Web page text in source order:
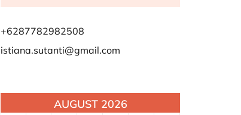
+6287782982508
istiana.sutanti@gmail.com
AUGUST 2026